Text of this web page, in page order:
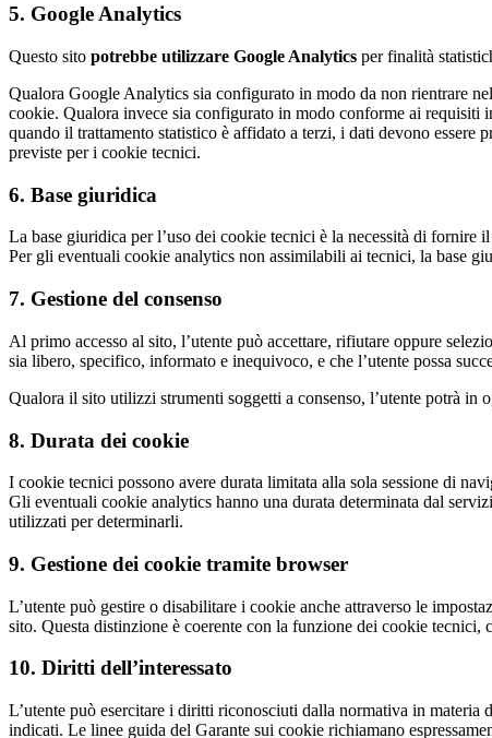
5. Google Analytics
Questo sito potrebbe utilizzare Google Analytics per finalità
Qualora Google Analytics sia configurato in modo da non rientrare
cookie. Qualora invece sia configurato in modo conforme ai requisiti
quando il trattamento statistico è affidato a terzi, i dati devono essere
previste per i cookie tecnici.
6. Base giuridica
La base giuridica per l’uso dei cookie tecnici è la necessità di fornire
Per gli eventuali cookie analytics non assimilabili ai tecnici, la base
7. Gestione del consenso
Al primo accesso al sito, l’utente può accettare, rifiutare oppure
sia libero, specifico, informato e inequivoco, e che l’utente possa
Qualora il sito utilizzi strumenti soggetti a consenso, l’utente potrà
8. Durata dei cookie
I cookie tecnici possono avere durata limitata alla sola sessione di
Gli eventuali cookie analytics hanno una durata determinata dal
utilizzati per determinarli.
9. Gestione dei cookie tramite browser
L’utente può gestire o disabilitare i cookie anche attraverso le
sito. Questa distinzione è coerente con la funzione dei cookie
10. Diritti dell’interessato
L’utente può esercitare i diritti riconosciuti dalla normativa in
indicati. Le linee guida del Garante sui cookie richiamano